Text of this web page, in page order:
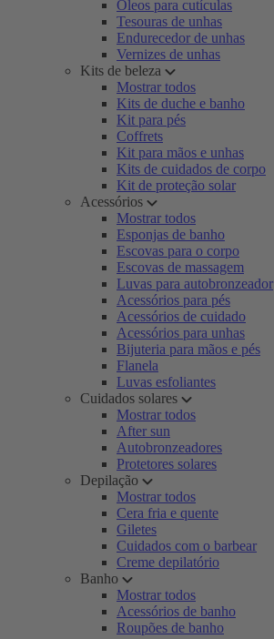
Óleos para cutículas
Tesouras de unhas
Endurecedor de unhas
Vernizes de unhas
Kits de beleza
Mostrar todos
Kits de duche e banho
Kit para pés
Coffrets
Kit para mãos e unhas
Kits de cuidados de corpo
Kit de proteção solar
Acessórios
Mostrar todos
Esponjas de banho
Escovas para o corpo
Escovas de massagem
Luvas para autobronzeador
Acessórios para pés
Acessórios de cuidado
Acessórios para unhas
Bijuteria para mãos e pés
Flanela
Luvas esfoliantes
Cuidados solares
Mostrar todos
After sun
Autobronzeadores
Protetores solares
Depilação
Mostrar todos
Cera fria e quente
Giletes
Cuidados com o barbear
Creme depilatório
Banho
Mostrar todos
Acessórios de banho
Roupões de banho